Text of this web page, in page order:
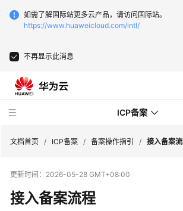
如需了解国际站更多云产品，请访问国际站。
https://www.huaweicloud.com/intl/
不再显示此消息
ICP备案
最
新
动
文档首页 / ICP备案 / 备案操作指引 / 接入备案
更新时间： 2026-05-28 GMT+08:00
接入备案流程